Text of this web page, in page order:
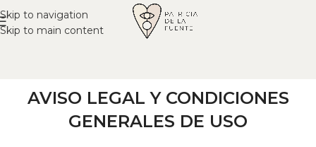
Skip to navigation
Skip to main content
AVISO LEGAL Y CONDICIONES
GENERALES DE USO